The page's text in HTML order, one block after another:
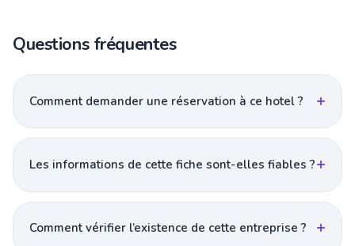
Questions fréquentes
Comment demander une réservation à ce hotel ?
Les informations de cette fiche sont-elles fiables ?
Comment vérifier l’existence de cette entreprise ?